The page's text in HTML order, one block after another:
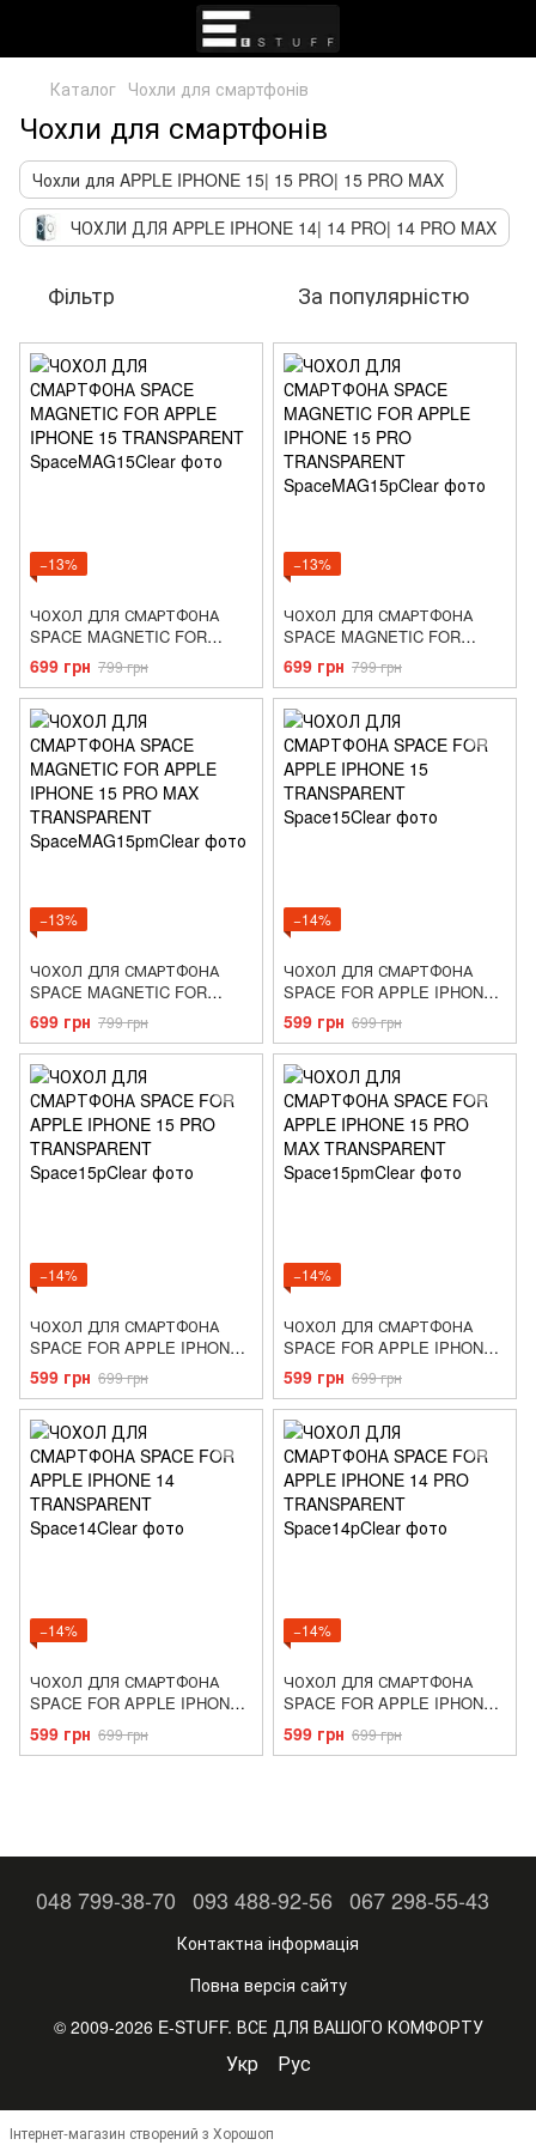
Каталог Чохли для смартфонів
Чохли для смартфонів
Чохли для APPLE IPHONE 15| 15 PRO| 15 PRO MAX
ЧОХЛИ ДЛЯ APPLE IPHONE 14| 14 PRO| 14 PRO MAX
Фільтр За популярністю
−13%
ЧОХОЛ ДЛЯ СМАРТФОНА
SPACE MAGNETIC FOR
APPLE IPHONE 15
TRANSPARENT
699 грн 799 грн
−13%
ЧОХОЛ ДЛЯ СМАРТФОНА
SPACE MAGNETIC FOR
APPLE IPHONE 15 PRO
TRANSPARENT
699 грн 799 грн
−13%
ЧОХОЛ ДЛЯ СМАРТФОНА
SPACE MAGNETIC FOR
APPLE IPHONE 15 PRO MAX
TRANSPARENT
699 грн 799 грн
−14%
ЧОХОЛ ДЛЯ СМАРТФОНА
SPACE FOR APPLE IPHONE
15 TRANSPARENT
599 грн 699 грн
−14%
ЧОХОЛ ДЛЯ СМАРТФОНА
SPACE FOR APPLE IPHONE
15 PRO TRANSPARENT
599 грн 699 грн
−14%
ЧОХОЛ ДЛЯ СМАРТФОНА
SPACE FOR APPLE IPHONE
15 PRO MAX TRANSPARENT
599 грн 699 грн
−14%
ЧОХОЛ ДЛЯ СМАРТФОНА
SPACE FOR APPLE IPHONE
14 TRANSPARENT
599 грн 699 грн
−14%
ЧОХОЛ ДЛЯ СМАРТФОНА
SPACE FOR APPLE IPHONE
14 PRO TRANSPARENT
599 грн 699 грн
048 799-38-70 093 488-92-56 067 298-55-43
Контактна інформація
Повна версія сайту
© 2009-2026 E-STUFF. ВСЕ ДЛЯ ВАШОГО КОМФОРТУ
Укр Рус
Інтернет-магазин створений з Хорошоп